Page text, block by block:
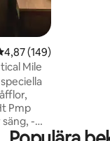
av 5 i
4,87 (149)
Mile
Pmp
-